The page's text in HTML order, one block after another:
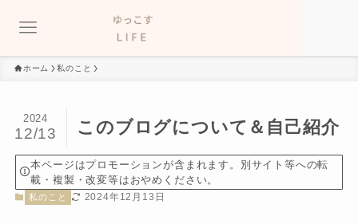
ホーム 私のこと
このブログについて＆自己紹介
2024
12/13
本ページはプロモーションが含まれます。別サイト等への転
載・複製・改変等はおやめください。
私のこと 2024年12月13日